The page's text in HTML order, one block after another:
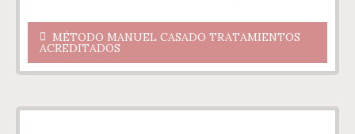
MÉTODO MANUEL CASADO TRATAMIENTOS
ACREDITADOS